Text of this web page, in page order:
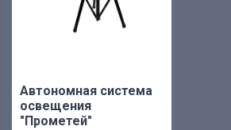
Автономная система
освещения
"Прометей"